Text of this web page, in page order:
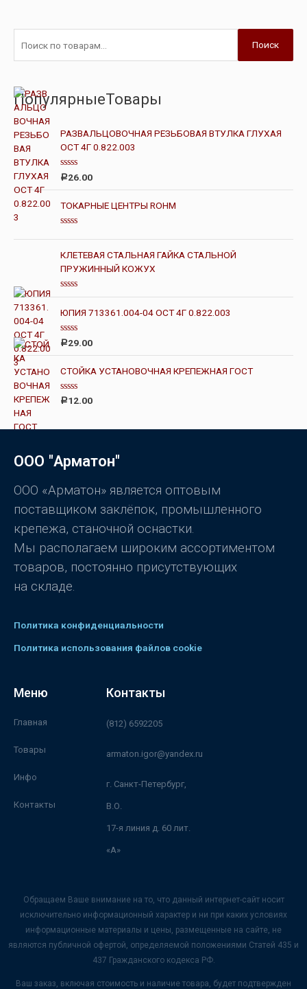
Поиск
ПопулярныеТовары
РАЗВАЛЬЦОВОЧНАЯ РЕЗЬБОВАЯ ВТУЛКА ГЛУХАЯ
ОСТ 4Г 0.822.003
О
н
к
а
и
5
Р26.00
ТОКАРНЫЕ ЦЕНТРЫ ROHM
ц
е
н
к
0
и
5
КЛЕТЕВАЯ СТАЛЬНАЯ ГАЙКА СТАЛЬНОЙ
ПРУЖИННЫЙ КОЖУХ
О
е
н
к
а
з
5
ЮПИЯ 713361.004-04 ОСТ 4Г 0.822.003
О
е
н
к
а
0
и
Р29.00
СТОЙКА УСТАНОВОЧНАЯ КРЕПЕЖНАЯ ГОСТ
О
и
з
Р12.00
ООО "Арматон"
ООО «Арматон» является оптовым
поставщиком заклёпок, промышленного
крепежа, станочной оснастки.
Мы располагаем широким ассортиментом
товаров, постоянно присутствующих
на складе.
Политика конфиденциальности
Политика использования файлов cookie
Меню
Главная
Товары
Инфо
Контакты
Контакты
(812) 6592205
armaton.igor@yandex.ru
г. Санкт-Петербург,
В.О.
17-я линия д. 60 лит.
«А»
Обращаем Ваше внимание на то, что данный интернет-сайт носит
исключительно информационный характер и ни при каких условиях
информационные материалы и цены, размещенные на сайте, не
являются публичной офертой, определяемой положениями Статей 435 и
437 Гражданского кодекса РФ.
Ваш заказ, включая стоимость и наличие товара, будет подтвержден